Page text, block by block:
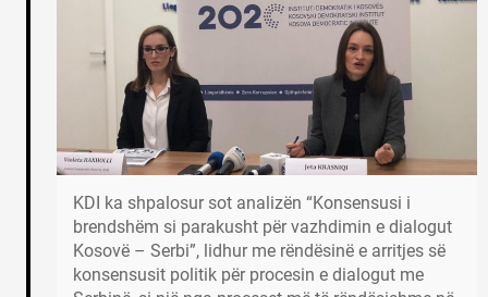
KDI ka shpalosur sot analizën “Konsensusi i
brendshëm si parakusht për vazhdimin e dialogut
Kosovë – Serbi”, lidhur me rëndësinë e arritjes së
konsensusit politik për procesin e dialogut me